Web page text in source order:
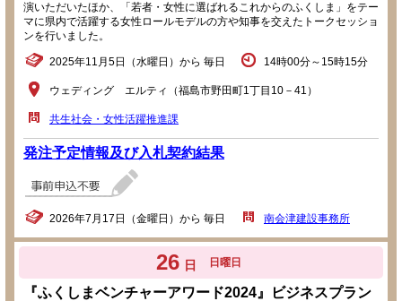
演いただいたほか、「若者・女性に選ばれるこれからのふくしま」をテー
マに県内で活躍する女性ロールモデルの方や知事を交えたトークセッショ
ンを行いました。
2025年11月5日（水曜日）から 毎日 14時00分～15時15分
ウェディング エルティ（福島市野田町1丁目10－41）
共生社会・女性活躍推進課
発注予定情報及び入札契約結果
2026年7月17日（金曜日）から 毎日 南会津建設事務所
26 日 日曜日
『ふくしまベンチャーアワード2024』ビジネスプラン